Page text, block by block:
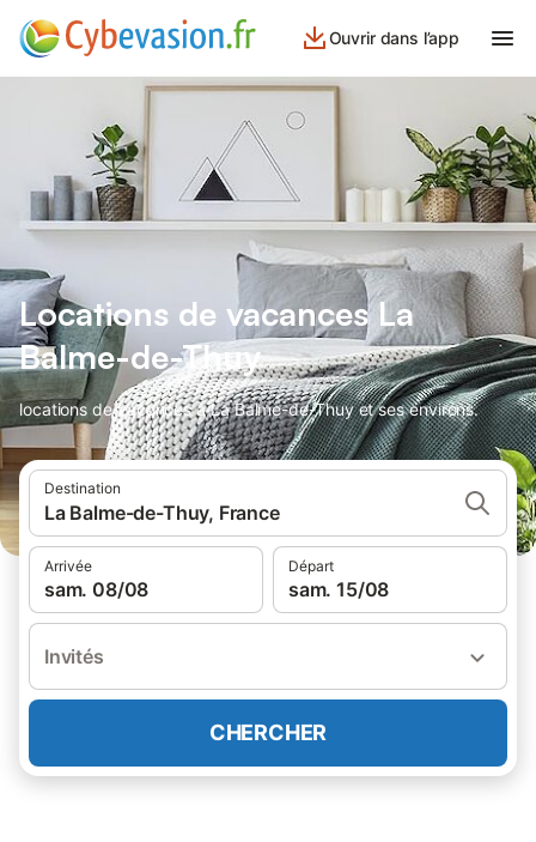
Ouvrir dans l’app
Locations de vacances La
Balme-de-Thuy
locations de vacances à La Balme-de-Thuy et ses environs.
Destination
La Balme-de-Thuy, France
Arrivée
sam. 08/08
Départ
sam. 15/08
Invités
CHERCHER